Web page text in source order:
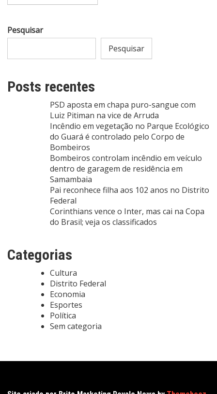
Pesquisar
Pesquisar
Posts recentes
PSD aposta em chapa puro-sangue com
Luiz Pitiman na vice de Arruda
Incêndio em vegetação no Parque Ecológico
do Guará é controlado pelo Corpo de
Bombeiros
Bombeiros controlam incêndio em veículo
dentro de garagem de residência em
Samambaia
Pai reconhece filha aos 102 anos no Distrito
Federal
Corinthians vence o Inter, mas cai na Copa
do Brasil; veja os classificados
Categorias
Cultura
Distrito Federal
Economia
Esportes
Política
Sem categoria